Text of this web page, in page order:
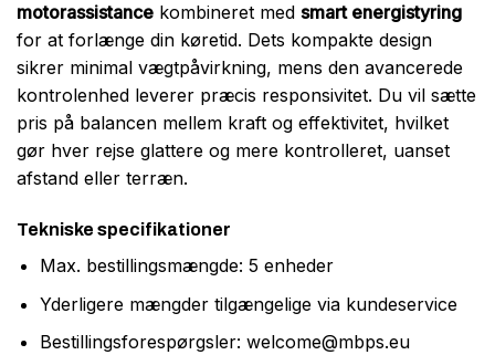
motorassistance kombineret med smart energistyring
for at forlænge din køretid. Dets kompakte design
sikrer minimal vægtpåvirkning, mens den avancerede
kontrolenhed leverer præcis responsivitet. Du vil sætte
pris på balancen mellem kraft og effektivitet, hvilket
gør hver rejse glattere og mere kontrolleret, uanset
afstand eller terræn.
Tekniske specifikationer
Max. bestillingsmængde: 5 enheder
Yderligere mængder tilgængelige via kundeservice
Bestillingsforespørgsler: welcome@mbps.eu